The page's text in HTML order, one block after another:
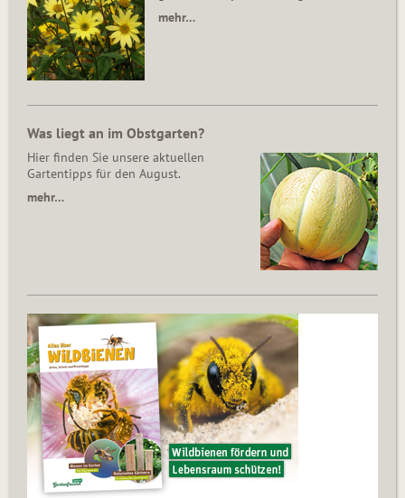
mehr…
Was liegt an im Obstgarten?
Hier finden Sie unsere aktuellen
Gartentipps für den August.
mehr…